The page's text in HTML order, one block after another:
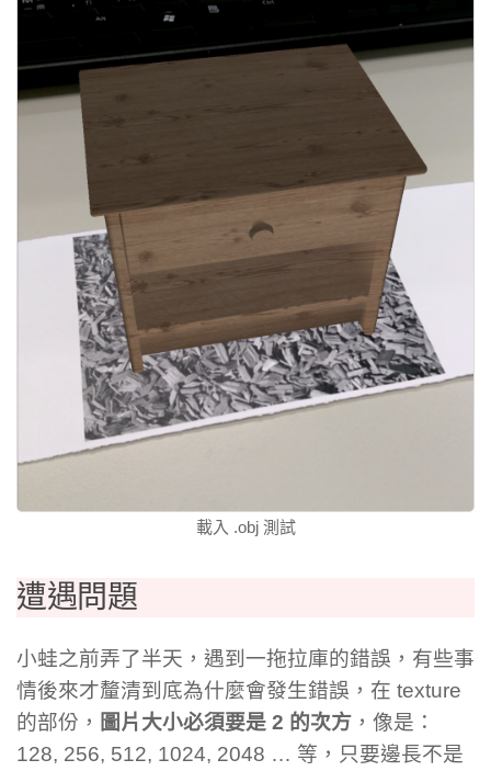
載入 .obj 測試
遭遇問題
小蛙之前弄了半天，遇到一拖拉庫的錯誤，有些事
情後來才釐清到底為什麼會發生錯誤，在 texture
的部份， 圖片大小必須要是 2 的次方 ，像是：
128, 256, 512, 1024, 2048 … 等，只要邊長不是